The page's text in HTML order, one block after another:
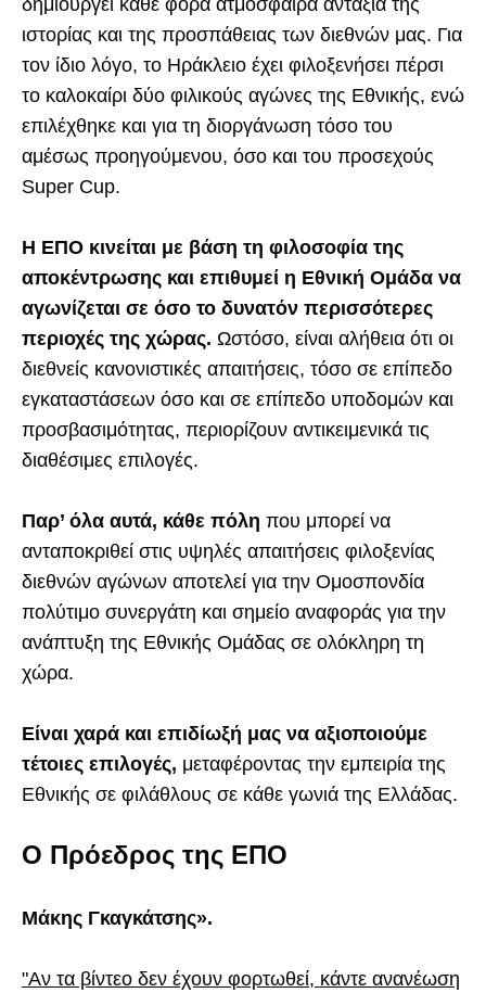
ιστορίας και της προσπάθειας των διεθνών μας. Για
τον ίδιο λόγο, το Ηράκλειο έχει φιλοξενήσει πέρσι
το καλοκαίρι δύο φιλικούς αγώνες της Εθνικής, ενώ
επιλέχθηκε και για τη διοργάνωση τόσο του
αμέσως προηγούμενου, όσο και του προσεχούς
Super Cup.
Η ΕΠΟ κινείται με βάση τη φιλοσοφία της
αποκέντρωσης και επιθυμεί η Εθνική Ομάδα να
αγωνίζεται σε όσο το δυνατόν περισσότερες
περιοχές της χώρας. Ωστόσο, είναι αλήθεια ότι οι
διεθνείς κανονιστικές απαιτήσεις, τόσο σε επίπεδο
εγκαταστάσεων όσο και σε επίπεδο υποδομών και
προσβασιμότητας, περιορίζουν αντικειμενικά τις
διαθέσιμες επιλογές.
Παρ’ όλα αυτά, κάθε πόλη που μπορεί να
ανταποκριθεί στις υψηλές απαιτήσεις φιλοξενίας
διεθνών αγώνων αποτελεί για την Ομοσπονδία
πολύτιμο συνεργάτη και σημείο αναφοράς για την
ανάπτυξη της Εθνικής Ομάδας σε ολόκληρη τη
χώρα.
Είναι χαρά και επιδίωξή μας να αξιοποιούμε
τέτοιες επιλογές, μεταφέροντας την εμπειρία της
Εθνικής σε φιλάθλους σε κάθε γωνιά της Ελλάδας.
Ο Πρόεδρος της ΕΠΟ
Μάκης Γκαγκάτσης».
"Αν τα βίντεο δεν έχουν φορτωθεί, κάντε ανανέωση